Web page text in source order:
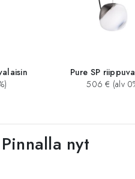
Pure SP
506 € (alv
Pinnalla nyt